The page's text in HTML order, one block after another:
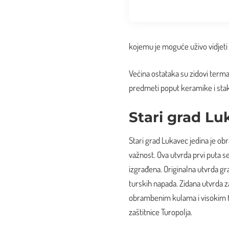
kojemu je moguće uživo
Većina ostataka su zidovi
predmeti poput keramike i
Stari grad
Stari grad Lukavec jedina je
važnost. Ova utvrda prvi puta
izgrađena. Originalna utvrda
turskih napada. Zidana utvrda
obrambenim kulama i visokim
zaštitnice Turopolja.